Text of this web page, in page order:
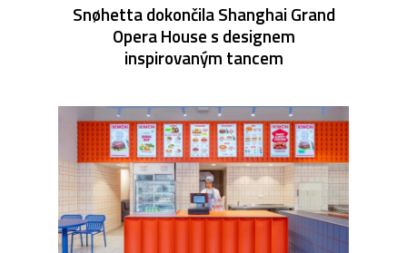
Snøhetta dokončila Shanghai Grand
Opera House s designem
inspirovaným tancem